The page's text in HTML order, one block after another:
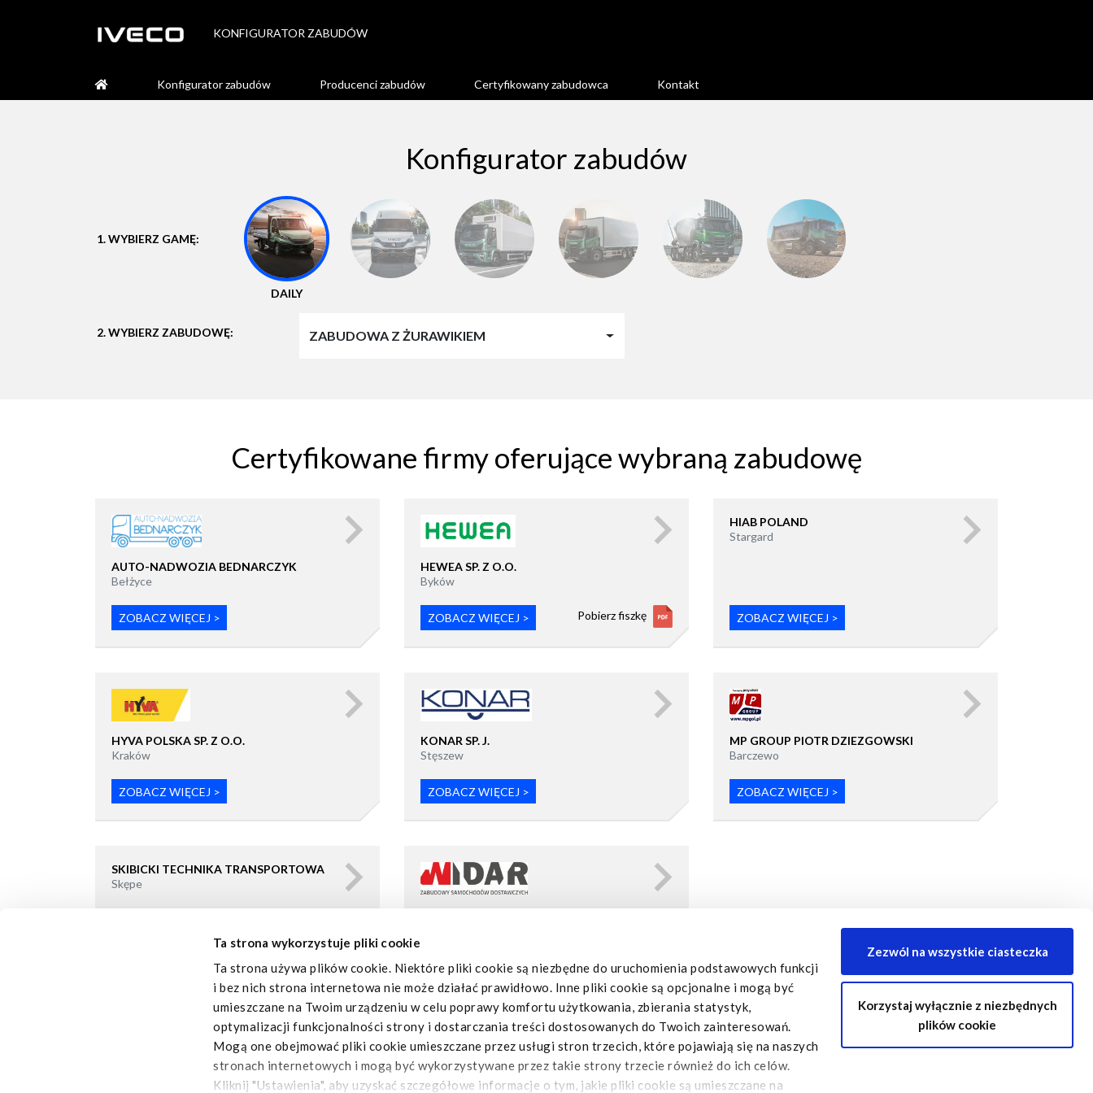
Ta strona wykorzystuje pliki cookie
Ta strona używa plików cookie. Niektóre pliki cookie są niezbędne do uruchomienia podstawowych funkcji
i bez nich strona internetowa nie może działać prawidłowo. Inne pliki cookie są opcjonalne i mogą być
umieszczane na Twoim urządzeniu w celu poprawy komfortu użytkowania, zbierania statystyk,
optymalizacji funkcjonalności strony i dostarczania treści dostosowanych do Twoich zainteresowań.
Mogą one obejmować pliki cookie umieszczane przez usługi stron trzecich, które pojawiają się na naszych
stronach internetowych i mogą być wykorzystywane przez takie strony trzecie również do ich celów.
Kliknij "Ustawienia", aby uzyskać szczegółowe informacje o tym, jakie pliki cookie są umieszczane na
Zezwól na wszystkie ciasteczka
Korzystaj wyłącznie z niezbędnych
plików cookie
KONFIGURATOR ZABUDÓW
Konfigurator zabudów Producenci zabudów Certyfikowany zabudowca Kontakt
Konfigurator zabudów
1. WYBIERZ GAMĘ:
DAILY
2. WYBIERZ ZABUDOWĘ: ZABUDOWA Z ŻURAWIKIEM
Certyfikowane firmy oferujące wybraną zabudowę
AUTO-NADWOZIA BEDNARCZYK
Bełżyce
ZOBACZ WIĘCEJ >
HEWEA SP. Z O.O.
Byków
ZOBACZ WIĘCEJ > Pobierz fiszkę
HIAB POLAND
Stargard
ZOBACZ WIĘCEJ >
HYVA POLSKA SP. Z O.O.
Kraków
ZOBACZ WIĘCEJ >
KONAR SP. J.
Stęszew
ZOBACZ WIĘCEJ >
MP GROUP PIOTR DZIEZGOWSKI
Barczewo
ZOBACZ WIĘCEJ >
SKIBICKI TECHNIKA TRANSPORTOWA
Skępe
ZOBACZ WIĘCEJ > ZOBACZ WIĘCEJ >